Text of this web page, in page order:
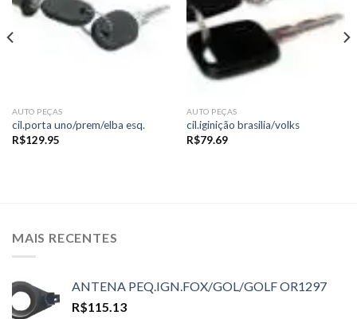
AUTO PEÇAS
cil.porta uno/prem/elba esq.
R$129.95
AUTO PEÇAS
cil.iginição brasilia/volks
R$79.69
MAIS RECENTES
ANTENA PEQ.IGN.FOX/GOL/GOLF OR1297
R$115.13